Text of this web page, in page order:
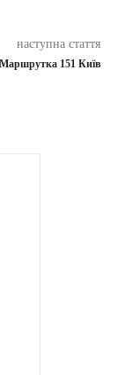
наступна стаття
Маршрутка 151 Київ